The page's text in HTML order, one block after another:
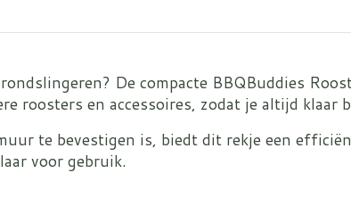
De compacte BBQBuddies
roosters en accessoires, zodat je altijd klaar
te bevestigen is, biedt dit rekje een
voor gebruik.